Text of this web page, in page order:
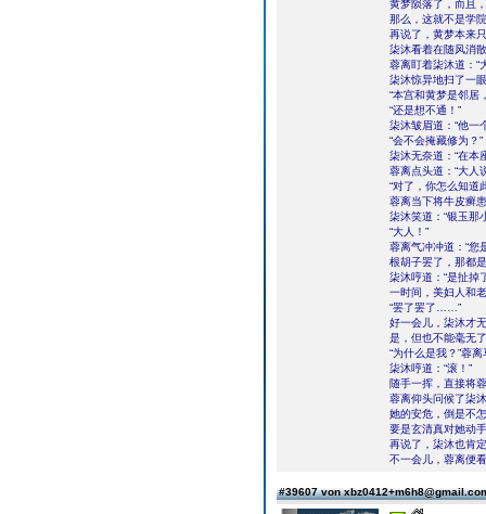
黄梦陨落了，而且
那么，这就不是学
再说了，黄梦本来
柒沐看着在随风消
蓉离盯着柒沐道：“
柒沐惊异地扫了一
“本宫和黄梦是邻居
“还是想不通！”
柒沐皱眉道：“他一
“会不会掩藏修为？”
柒沐无奈道：“在本
蓉离点头道：“大
“对了，你怎么知道
蓉离当下将牛皮癣
柒沐笑道：“银玉那
“大人！”
蓉离气冲冲道：“您
根胡子罢了，那都
柒沐哼道：“是扯掉
一时间，美妇人和
“罢了罢了……”
好一会儿，柒沐才
是，但也不能毫无
“为什么是我？”蓉
柒沐哼道：“滚！”
随手一挥，直接将
蓉离仰头问候了柒
她的安危，倒是不
要是玄清真对她动
再说了，柒沐也肯
不一会儿，蓉离便
#39607 von